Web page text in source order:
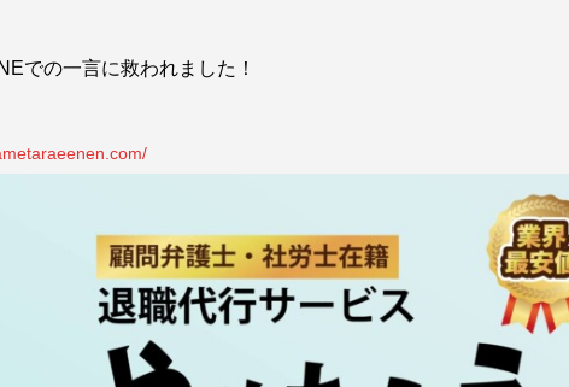
での一言に救われました！